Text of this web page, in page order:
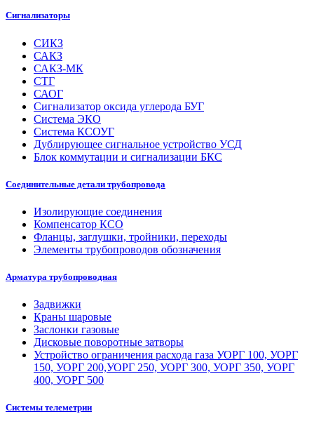
Сигнализаторы
СИКЗ
САКЗ
САКЗ-МК
СТГ
САОГ
Сигнализатор оксида углерода БУГ
Система ЭКО
Система КСОУГ
Дублирующее сигнальное устройство УСД
Блок коммутации и сигнализации БКС
Соединительные детали трубопровода
Изолирующие соединения
Компенсатор КСО
Фланцы, заглушки, тройники, переходы
Элементы трубопроводов обозначения
Арматура трубопроводная
Задвижки
Краны шаровые
Заслонки газовые
Дисковые поворотные затворы
Устройство ограничения расхода газа УОРГ 100, УОРГ
150, УОРГ 200,УОРГ 250, УОРГ 300, УОРГ 350, УОРГ
400, УОРГ 500
Системы телеметрии